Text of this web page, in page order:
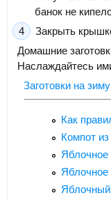
банок не
Закрыть
Домашние
Наслаждайтесь
Заготовки на зиму
Как
Компот
Яблочное
Яблочное